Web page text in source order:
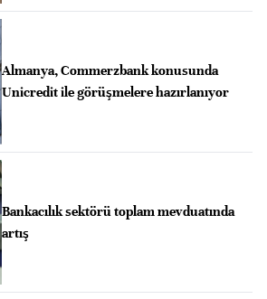
Almanya, Commerzbank konusunda
Unicredit ile görüşmelere hazırlanıyor
Bankacılık sektörü toplam mevduatında
artış